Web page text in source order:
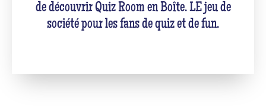
de découvrir Quiz Room en Boîte. LE jeu de
société pour les fans de quiz et de fun.